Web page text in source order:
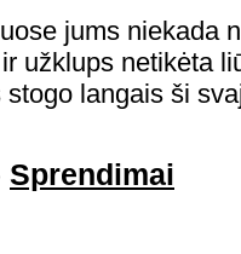
jums niekada
užklups netikėta
langais ši
Sprendimai